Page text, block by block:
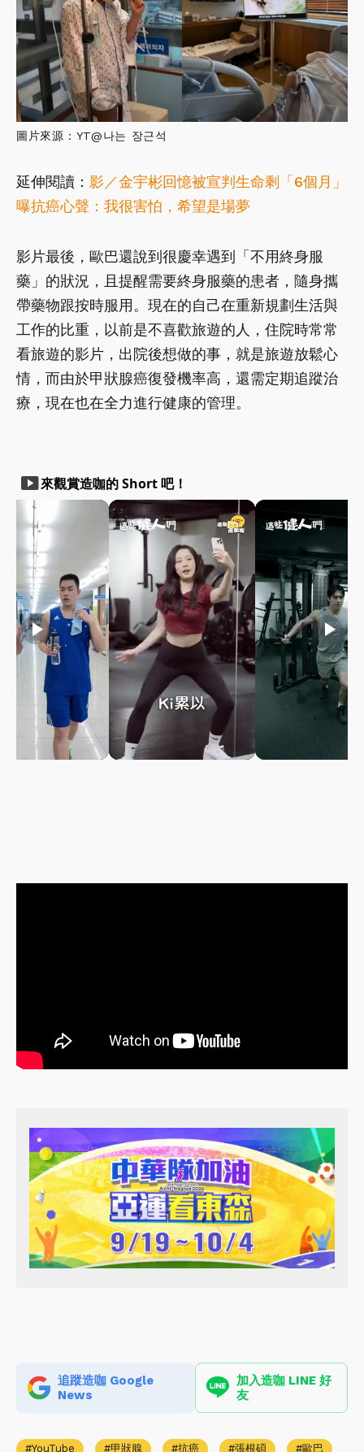
圖片來源：YT@나는 장근석
延伸閱讀： 影／金宇彬回憶被宣判生命剩「6個月」
曝抗癌心聲：我很害怕，希望是場夢
影片最後，歐巴還說到很慶幸遇到「不用終身服
藥」的狀況，且提醒需要終身服藥的患者，隨身攜
帶藥物跟按時服用。現在的自己在重新規劃生活與
工作的比重，以前是不喜歡旅遊的人，住院時常常
看旅遊的影片，出院後想做的事，就是旅遊放鬆心
情，而由於甲狀腺癌復發機率高，還需定期追蹤治
療，現在也在全力進行健康的管理。
smart_display來觀賞造咖的 Short 吧！
play_arrow play_arrow play_arrow
追蹤造咖 Google
News
加入造咖 LINE 好
友
YouTube 甲狀腺 抗癌 張根碩 歐巴